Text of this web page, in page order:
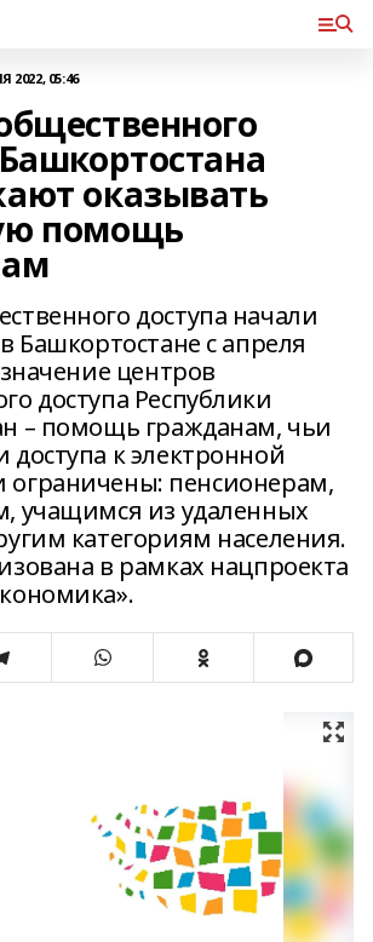
2022, 05:46
оказывать
помощь
доступа начали
Башкортостане с апреля
центров
доступа Республики
– помощь гражданам, чьи
доступа к электронной
пенсионерам,
учащимся из удаленных
категориям населения.
в рамках нацпроекта